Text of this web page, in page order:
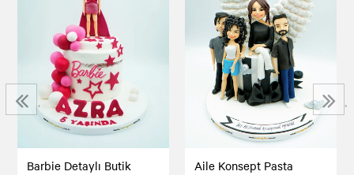
Barbie Detaylı Butik
Aile Konsept Pasta
‹ ›